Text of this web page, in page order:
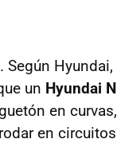
Según Hyundai,
un Hyundai N
en curvas,
en circuitos